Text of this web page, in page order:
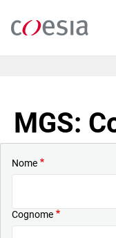
contenuto
MGS:
Nome
Cognome